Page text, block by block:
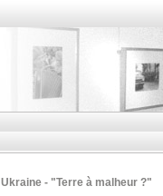
Ukraine - "Terre à malheur ?"